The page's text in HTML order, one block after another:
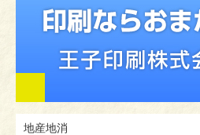
地産地消